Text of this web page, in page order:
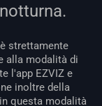
strettamente
alla modalità di
l'app EZVIZ e
inoltre della
questa modalità